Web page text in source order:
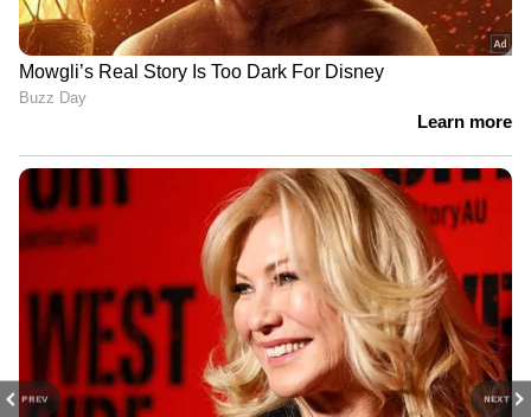
PREV NEXT